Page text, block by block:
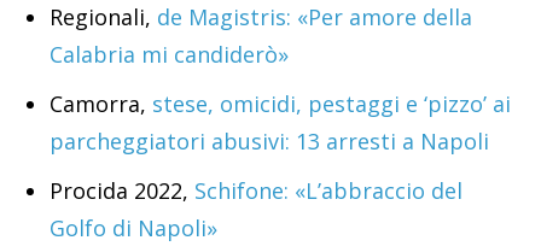
Regionali, de Magistris: «Per amore della
Calabria mi candiderò»
Camorra, stese, omicidi, pestaggi e ‘pizzo’ ai
parcheggiatori abusivi: 13 arresti a Napoli
Procida 2022, Schifone: «L’abbraccio del
Golfo di Napoli»